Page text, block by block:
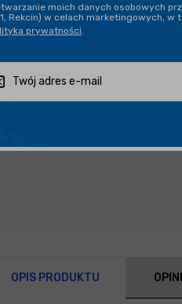
o produkt
OPIS PRODUKTU
moich danych osobowych
Rekcin) w celach marketingowych, w
prywatności